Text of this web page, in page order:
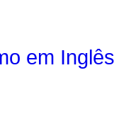
em Inglês